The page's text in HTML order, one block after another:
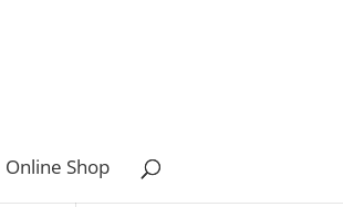
Online Shop